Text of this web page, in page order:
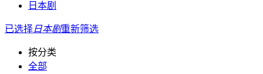
日本剧
已选择日本剧重新筛选
按分类
全部